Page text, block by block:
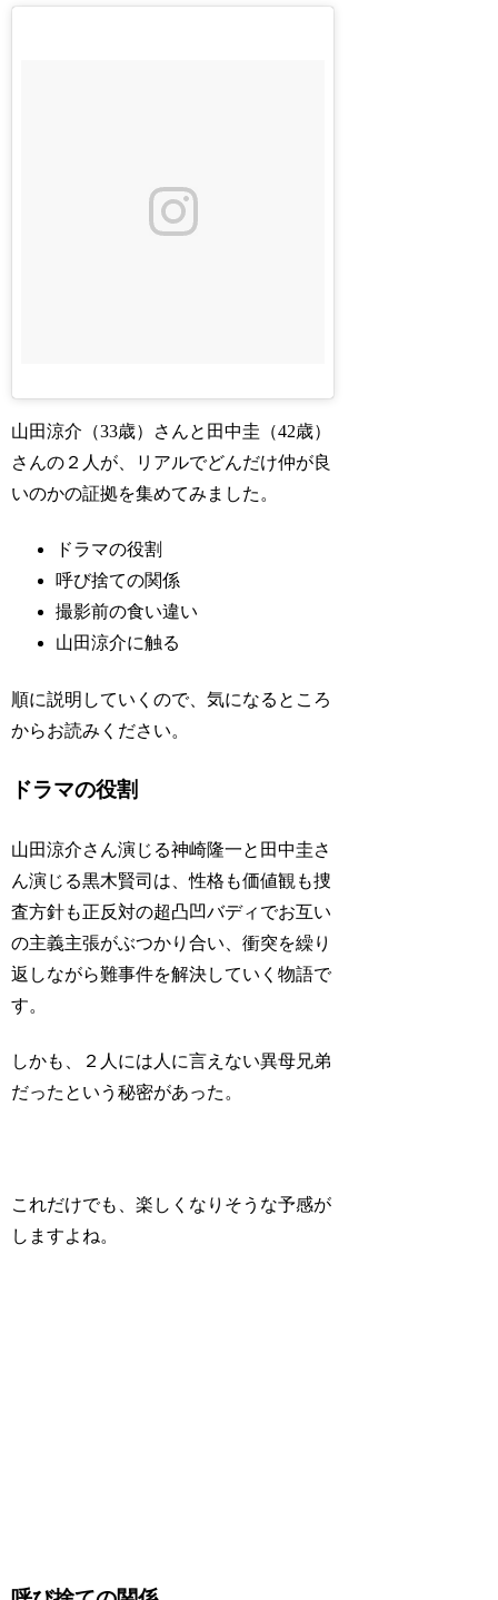
山田涼介（33歳）さんと田中圭（42歳）
さんの２人が、リアルでどんだけ仲が良
いのかの証拠を集めてみました。
ドラマの役割
呼び捨ての関係
撮影前の食い違い
山田涼介に触る
順に説明していくので、気になるところ
からお読みください。
ドラマの役割
山田涼介さん演じる神崎隆一と田中圭さ
ん演じる黒木賢司は、性格も価値観も捜
査方針も正反対の超凸凹バディでお互い
の主義主張がぶつかり合い、衝突を繰り
返しながら難事件を解決していく物語で
す。
しかも、２人には人に言えない異母兄弟
だったという秘密があった。
これだけでも、楽しくなりそうな予感が
しますよね。